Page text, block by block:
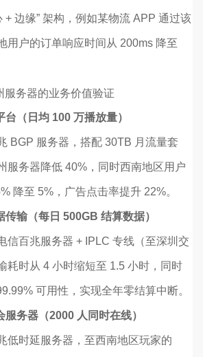
+ 边缘” 架构，例如某物流 APP 通过该
用户的订单响应时间从 200ms 降至
服务器的业务价值验证
（日均 100 万播放量）
BGP 服务器，搭配 30TB 月流量套
服务器降低 40%，同时西南地区用户
降至 5%，广告点击率提升 22%。
输（每日 500GB 结算数据）
信百兆服务器 + IPLC 专线（至深圳交
耗时从 4 小时缩短至 1.5 小时，同时
可用性，实现全年零结算中断。
务器（2000 人同时在线）
低时延服务器，至西南地区玩家的